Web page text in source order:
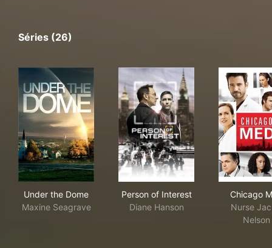
Séries (26)
Under the Dome
Maxine Seagrave
Person of Interest
Diane Hanson
Chicago
Nurse
Nelson